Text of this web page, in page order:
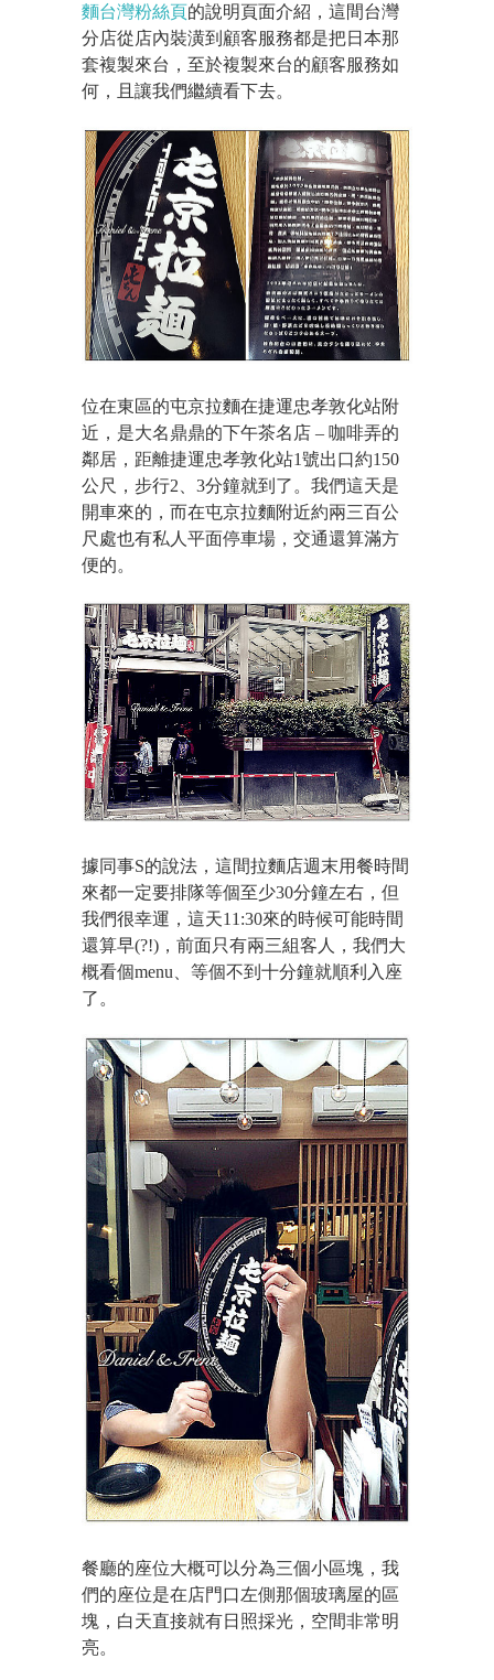
麵台灣粉絲頁的說明頁面介紹，這間台灣
分店從店內裝潢到顧客服務都是把日本那
套複製來台，至於複製來台的顧客服務如
何，且讓我們繼續看下去。
位在東區的屯京拉麵在捷運忠孝敦化站附
近，是大名鼎鼎的下午茶名店 – 咖啡弄的
鄰居，距離捷運忠孝敦化站1號出口約150
公尺，步行2、3分鐘就到了。我們這天是
開車來的，而在屯京拉麵附近約兩三百公
尺處也有私人平面停車場，交通還算滿方
便的。
據同事S的說法，這間拉麵店週末用餐時間
來都一定要排隊等個至少30分鐘左右，但
我們很幸運，這天11:30來的時候可能時間
還算早(?!)，前面只有兩三組客人，我們大
概看個menu
等個不到十分鐘就順利入座
了。
餐廳的座位大概可以分為三個小區塊，我
們的座位是在店門口左側那個玻璃屋的區
塊，白天直接就有日照採光，空間非常明
亮。